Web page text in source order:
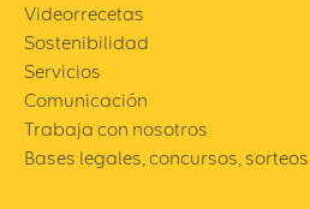
Videorrecetas
Sostenibilidad
Servicios
Comunicación
Trabaja con nosotros
Bases legales, concursos,